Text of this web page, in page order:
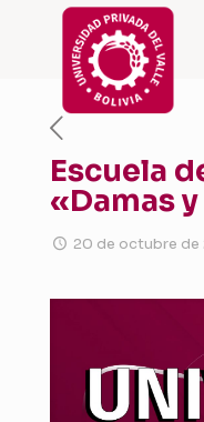
Escuela
«Damas
20 de octubre de